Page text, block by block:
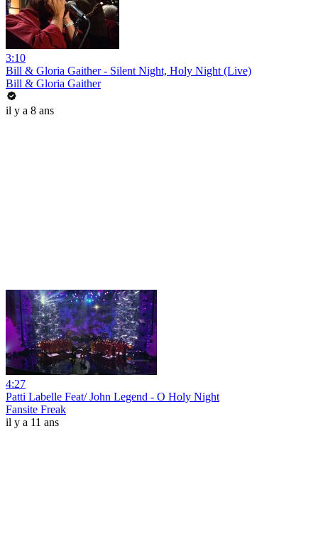
3:10
Bill & Gloria Gaither - Silent Night, Holy Night (Live)
Bill & Gloria Gaither
il y a 8 ans
4:27
Patti Labelle Feat/ John Legend - O Holy Night
Fansite Freak
il y a 11 ans